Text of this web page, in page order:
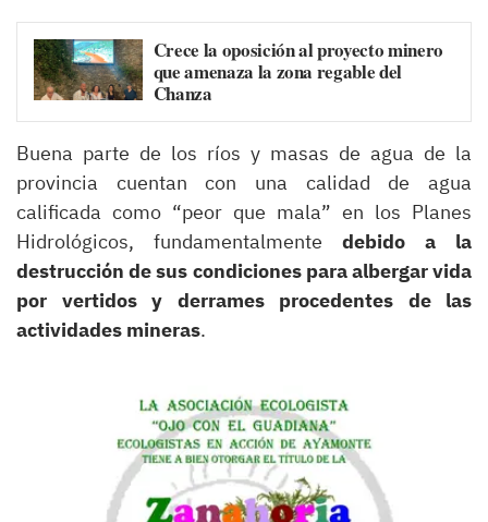
Crece la oposición al proyecto minero
que amenaza la zona regable del
Chanza
Buena parte de los ríos y masas de agua de la
provincia cuentan con una calidad de agua
calificada como “peor que mala” en los Planes
Hidrológicos, fundamentalmente debido a la
destrucción de sus condiciones para albergar vida
por vertidos y derrames procedentes de las
actividades mineras.